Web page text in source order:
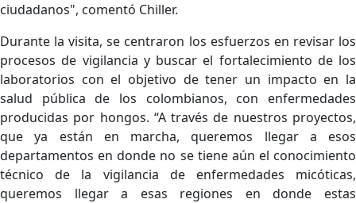
ciudadanos", comentó Chiller.
Durante la visita, se centraron los esfuerzos en revisar los
procesos de vigilancia y buscar el fortalecimiento de los
laboratorios con el objetivo de tener un impacto en la
salud pública de los colombianos, con enfermedades
producidas por hongos. “A través de nuestros proyectos,
que ya están en marcha, queremos llegar a esos
departamentos en donde no se tiene aún el conocimiento
técnico de la vigilancia de enfermedades micóticas,
queremos llegar a esas regiones en donde estas